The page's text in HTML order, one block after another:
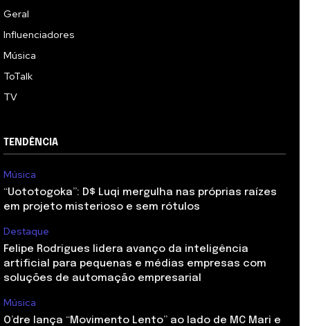
Geral
Influenciadores
Música
ToTalk
TV
TENDÊNCIA
Música
“Uototogoka”: D$ Luqi mergulha nas próprias raízes
em projeto misterioso e sem rótulos
Destaque
Felipe Rodrigues lidera avanço da inteligência
artificial para pequenas e médias empresas com
soluções de automação empresarial
Música
O’dre lança “Movimento Lento” ao lado de MC Mari e